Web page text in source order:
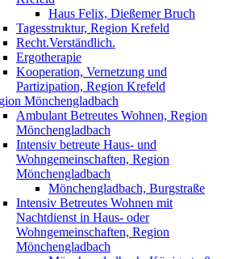
Haus Felix, Dießemer Bruch
Tagesstruktur, Region Krefeld
Recht.Verständlich.
Ergotherapie
Kooperation, Vernetzung und
Partizipation, Region Krefeld
Mönchengladbach
Ambulant Betreutes Wohnen, Region
Mönchengladbach
Intensiv betreute Haus- und
Wohngemeinschaften, Region
Mönchengladbach
Mönchengladbach, Burgstraße
Intensiv Betreutes Wohnen mit
Nachtdienst in Haus- oder
Wohngemeinschaften, Region
Mönchengladbach